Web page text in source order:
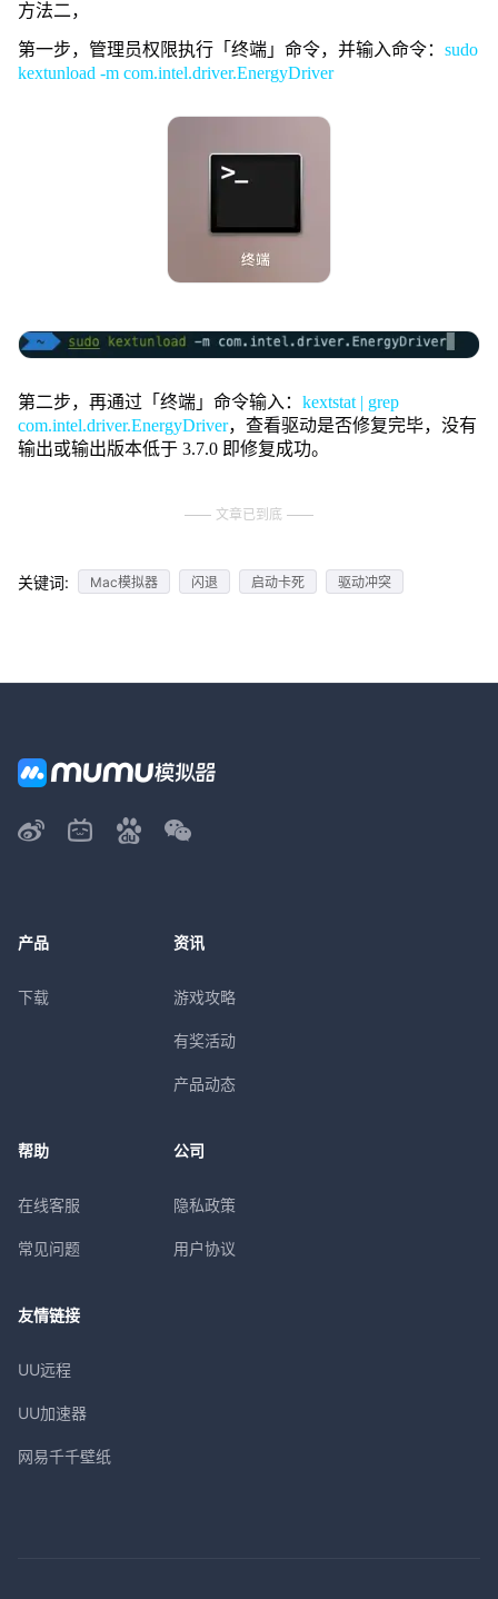
方法二，
第一步，管理员权限执行「终端」命令，并输入命令： sudo
kextunload -m com.intel.driver.EnergyDriver
第二步，再通过「终端」命令输入： kextstat | grep
com.intel.driver.EnergyDriver， 查看驱动是否修复完毕，没有
输出或输出版本低于 3.7.0 即修复成功。
文章已到底
关键词: Mac模拟器 闪退 启动卡死 驱动冲突
产品
下载
资讯
游戏攻略
有奖活动
产品动态
帮助
在线客服
常见问题
公司
隐私政策
用户协议
友情链接
UU远程
UU加速器
网易千千壁纸